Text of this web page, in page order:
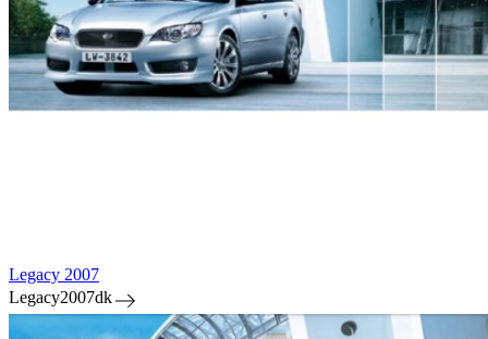
Legacy 2007
Legacy2007dk